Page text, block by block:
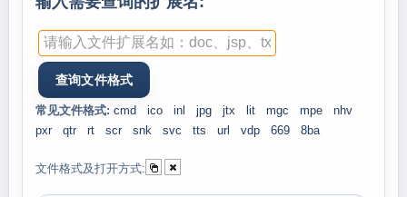
常见文件格式: cmd ico inl jpg jtx lit mgc mpe
nhv
pxr
qtr rt scr snk svc tts url vdp 669 8ba
文件格式及打开方式: